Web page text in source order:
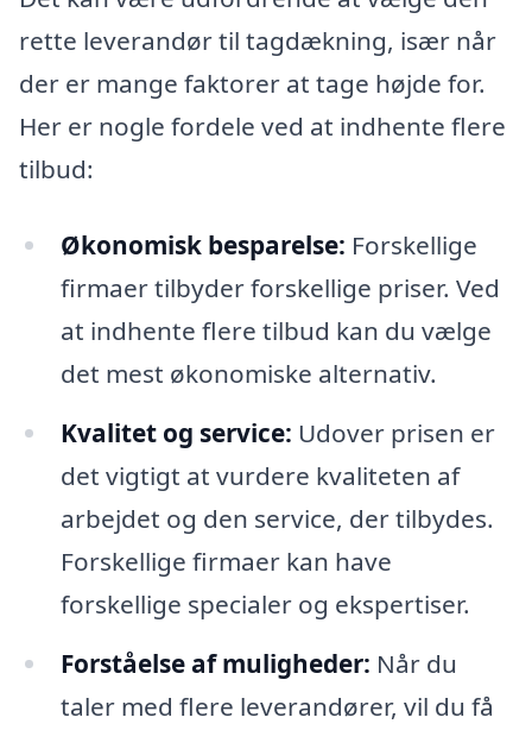
rette leverandør til tagdækning, især når
der er mange faktorer at tage højde for.
Her er nogle fordele ved at indhente flere
tilbud:
Økonomisk besparelse: Forskellige
firmaer tilbyder forskellige priser. Ved
at indhente flere tilbud kan du vælge
det mest økonomiske alternativ.
Kvalitet og service: Udover prisen er
det vigtigt at vurdere kvaliteten af
arbejdet og den service, der tilbydes.
Forskellige firmaer kan have
forskellige specialer og ekspertiser.
Forståelse af muligheder: Når du
taler med flere leverandører, vil du få